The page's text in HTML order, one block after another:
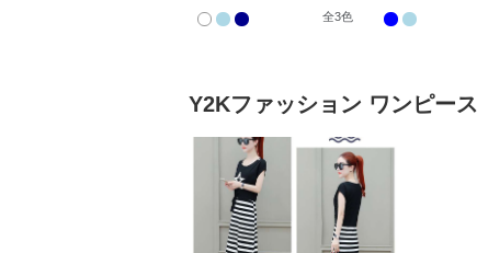
全3色
Y2Kファッション ワンピース